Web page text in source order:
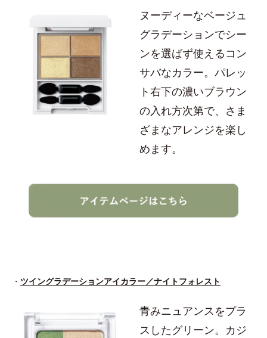
ヌーディーなベージュ
グラデーションでシー
ンを選ばず使えるコン
サバなカラー。パレッ
ト右下の濃いブラウン
の入れ方次第で、さま
ざまなアレンジを楽し
めます。
・ ツイングラデーションアイカラー／ナイトフォレスト
青みニュアンスをプラ
スしたグリーン。カジ